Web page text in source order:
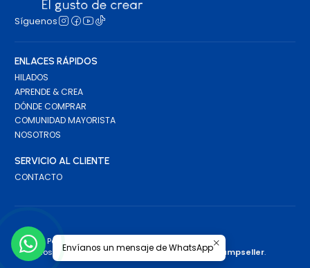
Síguenos
ENLACES RÁPIDOS
HILADOS
APRENDE & CREA
DÓNDE COMPRAR
COMUNIDAD MAYORISTA
NOSOTROS
SERVICIO AL CLIENTE
CONTACTO
2026 Petunia.
Todos los derechos reservados.Desarrollado por Jumpseller.
Envíanos un mensaje de WhatsApp